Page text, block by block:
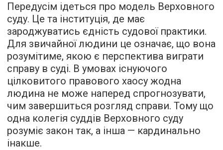
Передусім ідеться про модель Верховного
суду. Це та інституція, де має
зароджуватись єдність судової практики.
Для звичайної людини це означає, що вона
розумітиме, якою є перспектива виграти
справу в суді. В умовах існуючого
цілковитого правового хаосу жодна
людина не може наперед спрогнозувати,
чим завершиться розгляд справи. Тому що
одна колегія суддів Верховного суду
розуміє закон так, а інша — кардинально
інакше.